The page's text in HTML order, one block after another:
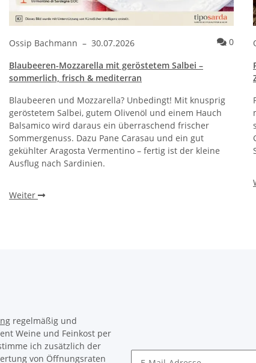
zum Artikel Garnelen mit Knoblauch, Chili &
Ossip Bachmann – 30.07.2026 0
Blaubeeren-Mozzarella mit geröstetem Salbei –
sommerlich, frisch & mediterran
Blaubeeren und Mozzarella? Unbedingt! Mit knusprig
geröstetem Salbei, gutem Olivenöl und einem Hauch
Balsamico wird daraus ein überraschend frischer
Sommergenuss. Dazu Pane Carasau und ein gut
gekühlter Aragosta Vermentino – fertig ist der kleine
Ausflug nach Sardinien.
Weiter
regelmäßig und
Weine und Feinkost per
ich zusätzlich der
von Öffnungsraten